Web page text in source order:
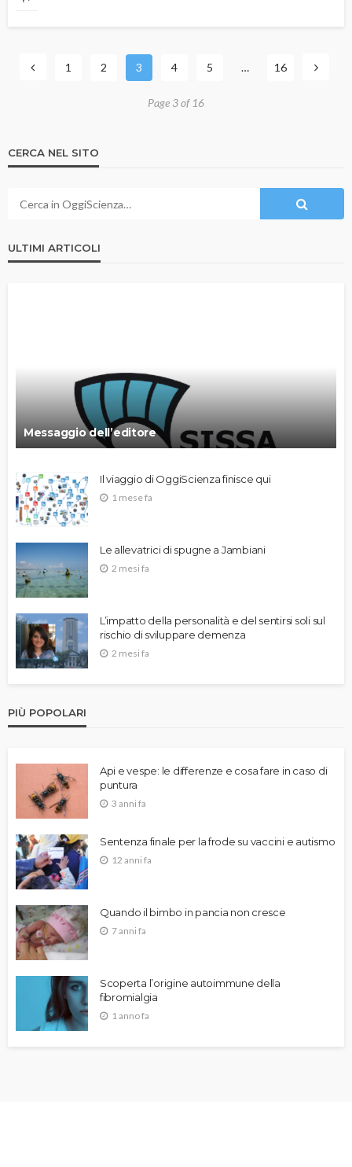
1 2 3 4 5 … 16
Page 3 of 16
CERCA NEL SITO
ULTIMI ARTICOLI
Messaggio dell’editore
Il viaggio di OggiScienza finisce qui
1 mese fa
Le allevatrici di spugne a Jambiani
2 mesi fa
L’impatto della personalità e del sentirsi soli sul
rischio di sviluppare demenza
2 mesi fa
PIÙ POPOLARI
Api e vespe: le differenze e cosa fare in caso di
puntura
3 anni fa
Sentenza finale per la frode su vaccini e autismo
12 anni fa
Quando il bimbo in pancia non cresce
7 anni fa
Scoperta l’origine autoimmune della
fibromialgia
1 anno fa